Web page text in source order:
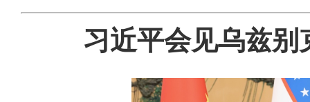
习近平会见乌兹